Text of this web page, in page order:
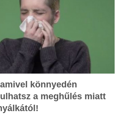
könnyedén
a meghűlés miatt